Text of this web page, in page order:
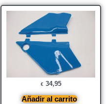
€ 34,95
Añadir al carrito